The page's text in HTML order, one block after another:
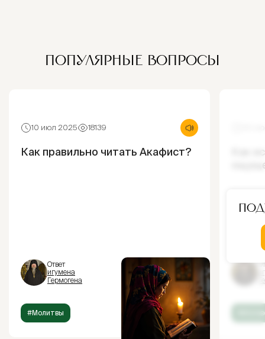
ПОПУЛЯРНЫЕ ВОПРОСЫ
10 июл 2025 18139
Как правильно читать Акафист?
Ответ
игумена
Гермогена
#Молитвы
Как